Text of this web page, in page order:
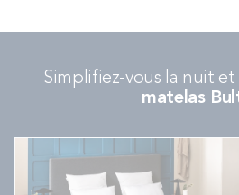
Simplifiez-vous la nuit
matelas